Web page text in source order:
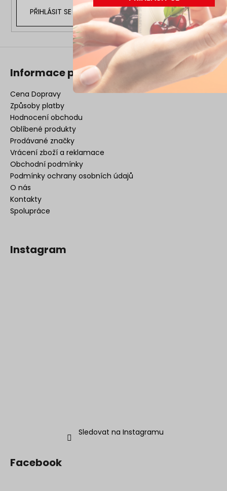
PŘIHLÁSIT SE
Informace pro vás
Cena Dopravy
Způsoby platby
Hodnocení obchodu
Oblíbené produkty
Prodávané značky
Vrácení zboží a reklamace
Obchodní podmínky
Podmínky ochrany osobních údajů
O nás
Kontakty
Spolupráce
Instagram
Sledovat na Instagramu
Facebook